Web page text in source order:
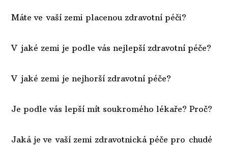
Máte ve vaší zemi placenou zdravotní péči?
V jaké zemi je podle vás nejlepší zdravotní péče?
V jaké zemi je nejhorší zdravotní péče?
Je podle vás lepší mít soukromého lékaře? Proč?
Jaká je ve vaší zemi zdravotnická péče pro chudé